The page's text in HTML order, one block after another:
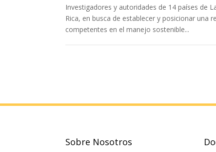
Investigadores y autoridades de 14 países de
Rica, en busca de establecer y posicionar una
competentes en el manejo sostenible...
Sobre Nosotros